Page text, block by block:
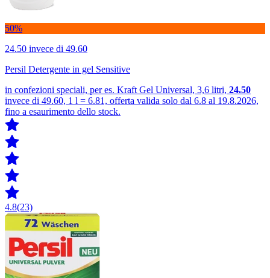
50%
24.50 invece di 49.60
Persil Detergente in gel Sensitive
in confezioni speciali, per es. Kraft Gel Universal, 3,6 litri, 24.50
invece di 49.60, 1 l = 6.81, offerta valida solo dal 6.8 al 19.8.2026,
fino a esaurimento dello stock.
4.8(23)